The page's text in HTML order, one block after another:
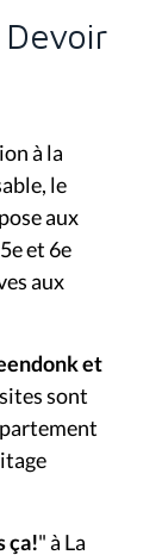
à la
le
aux
et 6e
aux
et
sont
ça!" à La